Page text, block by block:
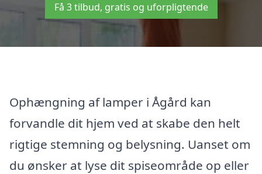
Få 3 tilbud, gratis og uforpligtende
Ophængning af lamper i Ågård kan
forvandle dit hjem ved at skabe den helt
rigtige stemning og belysning. Uanset om
du ønsker at lyse dit spiseområde op eller